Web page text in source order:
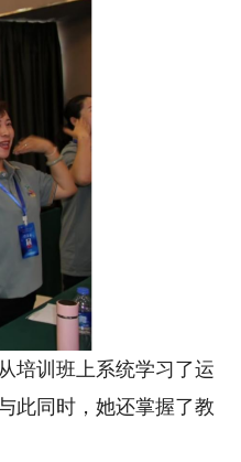
培训班上系统学习了运
此同时，她还掌握了教